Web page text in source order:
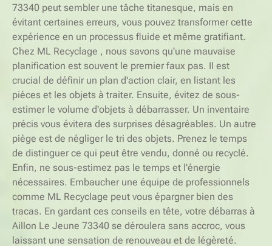
73340 peut sembler une tâche titanesque, mais en
évitant certaines erreurs, vous pouvez transformer cette
expérience en un processus fluide et même gratifiant.
Chez ML Recyclage , nous savons qu'une mauvaise
planification est souvent le premier faux pas. Il est
crucial de définir un plan d'action clair, en listant les
pièces et les objets à traiter. Ensuite, évitez de sous-
estimer le volume d'objets à débarrasser. Un inventaire
précis vous évitera des surprises désagréables. Un autre
piège est de négliger le tri des objets. Prenez le temps
de distinguer ce qui peut être vendu, donné ou recyclé.
Enfin, ne sous-estimez pas le temps et l'énergie
nécessaires. Embaucher une équipe de professionnels
comme ML Recyclage peut vous épargner bien des
tracas. En gardant ces conseils en tête, votre débarras à
Aillon Le Jeune 73340 se déroulera sans accroc, vous
laissant une sensation de renouveau et de légèreté.